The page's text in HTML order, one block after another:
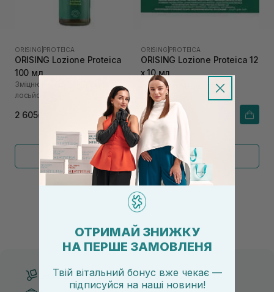
ORISING PROTEICA
ORISING Lozione Proteica
100 мл
Зміцнюючий протеїновий
лосьйон
2 605₴
ORISING PROTEICA
ORISING Lozione Proteica 12
х 10 мл
Зміцнюючий протеїновий
лосьйон
3 290₴
Показати більше
1 2
Безкоштовна доставка від 3000 UAH
ОТРИМАЙ ЗНИЖКУ
НА ПЕРШЕ ЗАМОВЛЕНЯ
Твій вітальний бонус вже чекає —
підписуйся на наші новини!